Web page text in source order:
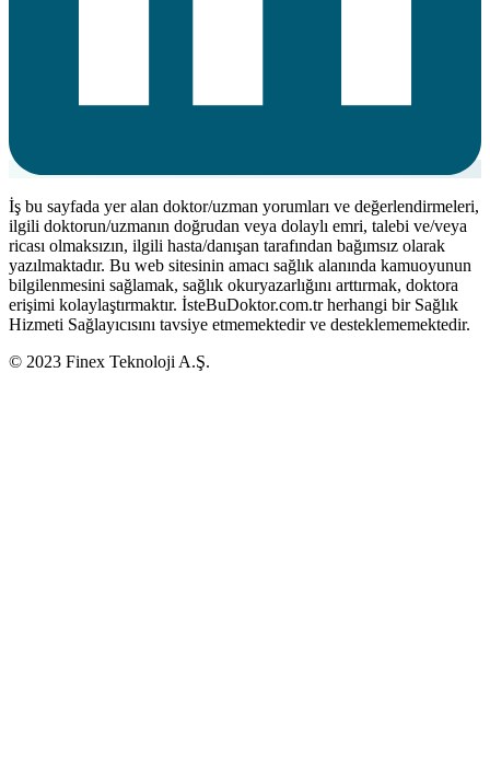
İş bu sayfada yer alan doktor/uzman yorumları ve değerlendirmeleri,
ilgili doktorun/uzmanın doğrudan veya dolaylı emri, talebi ve/veya
ricası olmaksızın, ilgili hasta/danışan tarafından bağımsız olarak
yazılmaktadır. Bu web sitesinin amacı sağlık alanında kamuoyunun
bilgilenmesini sağlamak, sağlık okuryazarlığını arttırmak, doktora
erişimi kolaylaştırmaktır. İsteBuDoktor.com.tr herhangi bir Sağlık
Hizmeti Sağlayıcısını tavsiye etmemektedir ve desteklememektedir.
© 2023 Finex Teknoloji A.Ş.